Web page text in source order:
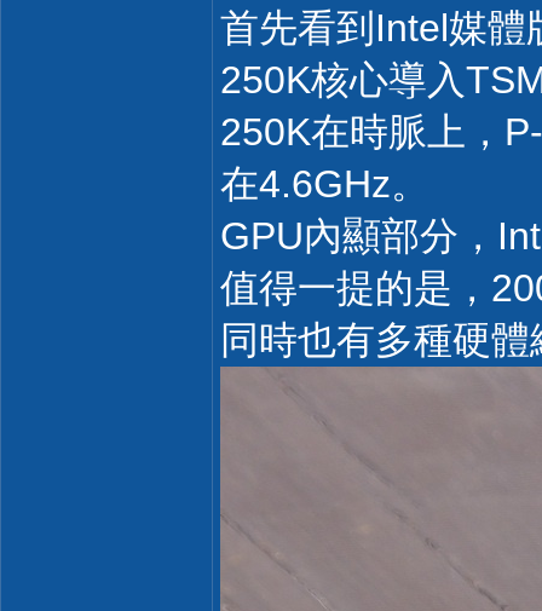
首先看到Intel媒體
250K核心導入
250K在時脈上，
在4.6GHz。
GPU內顯部分，
值得一提的是，
同時也有多種硬